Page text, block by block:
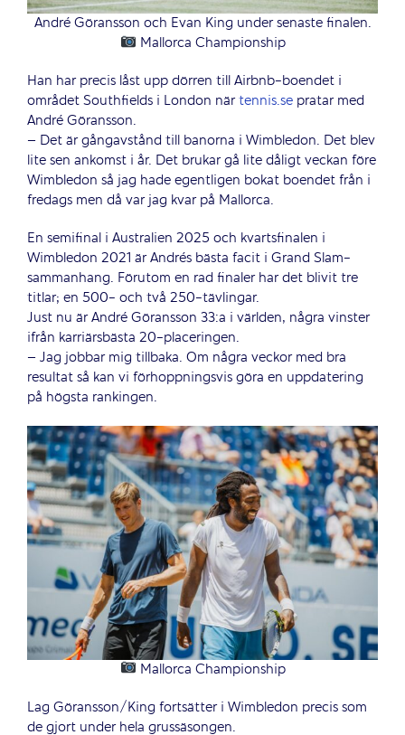
André Göransson och Evan King under senaste finalen.
Mallorca Championship
Han har precis låst upp dörren till Airbnb-boendet i
området Southfields i London närtennis.se pratar med
André Göransson.
– Det är gångavstånd till banorna i Wimbledon. Det blev
lite sen ankomst i år. Det brukar gå lite dåligt veckan före
Wimbledon så jag hade egentligen bokat boendet från i
fredags men då var jag kvar på Mallorca.
En semifinal i Australien 2025 och kvartsfinalen i
Wimbledon 2021 är Andrés bästa facit i Grand Slam-
sammanhang. Förutom en rad finaler har det blivit tre
titlar; en 500- och två 250-tävlingar.
Just nu är André Göransson 33:a i världen, några vinster
ifrån karriärsbästa 20-placeringen.
– Jag jobbar mig tillbaka. Om några veckor med bra
resultat så kan vi förhoppningsvis göra en uppdatering
på högsta rankingen.
Mallorca Championship
Lag Göransson/King fortsätter i Wimbledon precis som
de gjort under hela grussäsongen.